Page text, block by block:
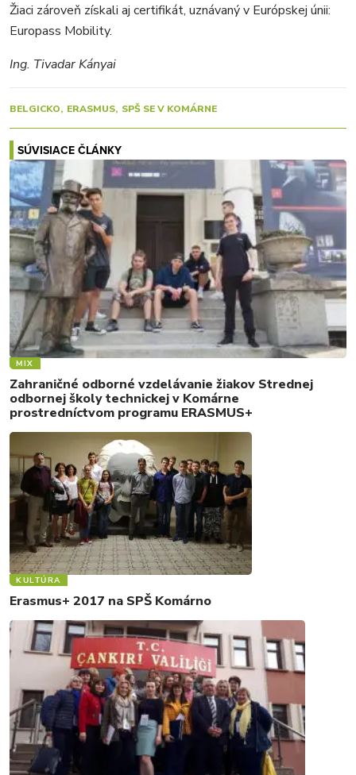
Žiaci zároveň získali aj certifikát, uznávaný v Európskej únii:
Europass Mobility.
Ing. Tivadar Kányai
BELGICKO ERASMUS SPŠ SE V KOMÁRNE
SÚVISIACE ČLÁNKY
MIX
Zahraničné odborné vzdelávanie žiakov Strednej
odbornej školy technickej v Komárne
prostredníctvom programu ERASMUS+
KULTÚRA
Erasmus+ 2017 na SPŠ Komárno